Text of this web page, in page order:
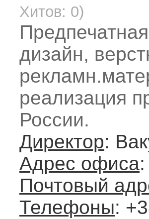
Хитов: 0)
дизайн,
реализация
России.
Директор:
Адрес офиса
Почтовый
Телефоны: